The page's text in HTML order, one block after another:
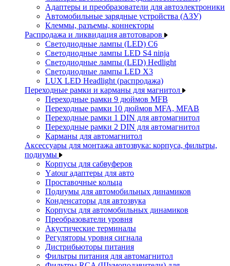
Адаптеры и преобразователи для автоэлектроники
Автомобильные зарядные устройства (АЗУ)
Клеммы, разъемы, коннекторы
Распродажа и ликвидация автотоваров
Светодиодные лампы (LED) C6
Светодиодные лампы LED S4 ninja
Светодиодные лампы (LED) Hedlight
Светодиодные лампы LED X3
LUX LED Headlight (распродажа)
Переходные рамки и карманы для магнитол
Переходные рамки 9 дюймов MFB
Переходные рамки 10 дюймов MFA, MFAB
Переходные рамки 1 DIN для автомагнитол
Переходные рамки 2 DIN для автомагнитол
Карманы для автомагнитол
Аксессуары для монтажа автозвука: корпуса, фильтры,
подиумы
Корпусы для сабвуферов
Yаtour адаптеры для авто
Проставочные кольца
Подиумы для автомобильных динамиков
Конденсаторы для автозвука
Корпусы для автомобильных динамиков
Преобразователи уровня
Акустические терминалы
Регуляторы уровня сигнала
Дистрибьюторы питания
Фильтры питания для автомагнитол